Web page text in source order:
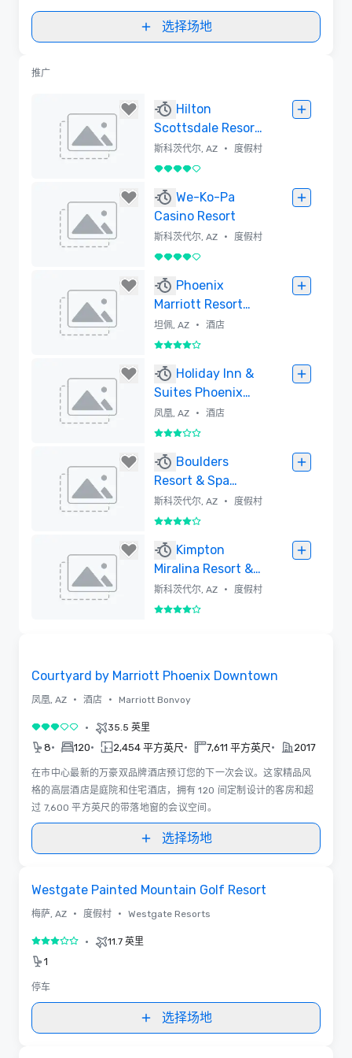
选择场地
推广
Hilton
Scottsdale Resort
& Villas
斯科茨代尔, AZ • 度假村
4/5
We-Ko-Pa
Casino Resort
斯科茨代尔, AZ • 度假村
4/5
Phoenix
Marriott Resort
Tempe at The
Buttes
坦佩, AZ • 酒店
4/5
Holiday Inn &
Suites Phoenix
Airport North
凤凰, AZ • 酒店
3/5
Boulders
Resort & Spa
Scottsdale, Curio
Collection by
斯科茨代尔, AZ • 度假村
4/5
Kimpton
Miralina Resort &
Villas
斯科茨代尔, AZ • 度假村
4/5
Courtyard by Marriott Phoenix Downtown
凤凰, AZ • 酒店 • Marriott Bonvoy
3/5 • 35.5 英里
8• 120• 2,454 平方英尺• 7,611 平方英尺• 2017
在市中心最新的万豪双品牌酒店预订您的下一次会议。这家精品风
格的高层酒店是庭院和住宅酒店，拥有 120 间定制设计的客房和超
过 7,600 平方英尺的带落地窗的会议空间。
选择场地
Westgate Painted Mountain Golf Resort
梅萨, AZ • 度假村 • Westgate Resorts
3/5 • 11.7 英里
1
停车
选择场地